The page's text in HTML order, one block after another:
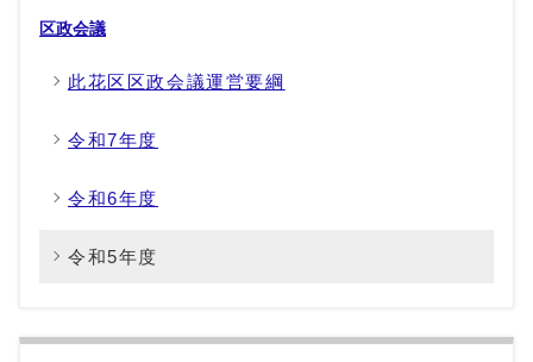
区政会議
此花区区政会議運営要綱
令和7年度
令和6年度
令和5年度